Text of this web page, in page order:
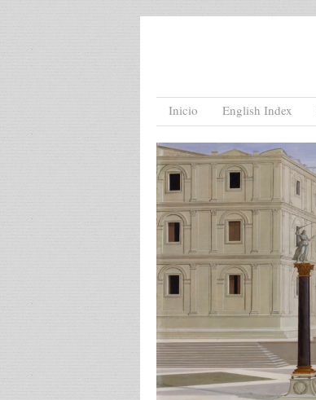
Menu
Skip to content
Inicio English Index